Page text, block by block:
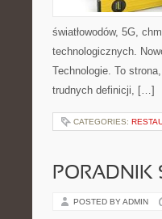
światłowodów, 5G,
technologicznych.
Technologie. To
trudnych definicji, […]
CATEGORIES:
PORADNIK
POSTED BY ADMIN